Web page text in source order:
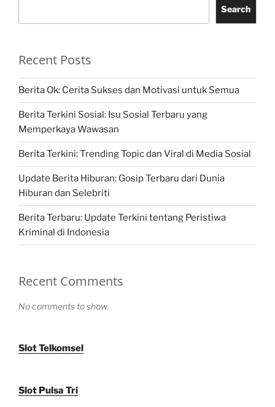
Search
Recent Posts
Berita Ok: Cerita Sukses dan Motivasi untuk Semua
Berita Terkini Sosial: Isu Sosial Terbaru yang
Memperkaya Wawasan
Berita Terkini: Trending Topic dan Viral di Media Sosial
Update Berita Hiburan: Gosip Terbaru dari Dunia
Hiburan dan Selebriti
Berita Terbaru: Update Terkini tentang Peristiwa
Kriminal di Indonesia
Recent Comments
No comments to show.
Slot Telkomsel
Slot Pulsa Tri